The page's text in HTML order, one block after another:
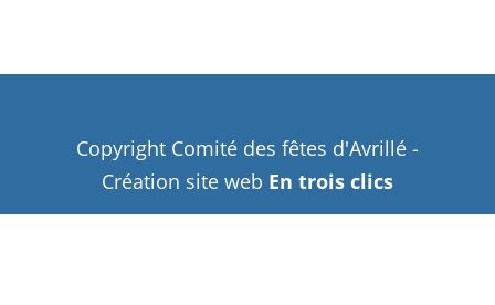
Copyright Comité des fêtes d'Avrillé -
Création site web En trois clics